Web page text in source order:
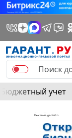
Бюджетный учет